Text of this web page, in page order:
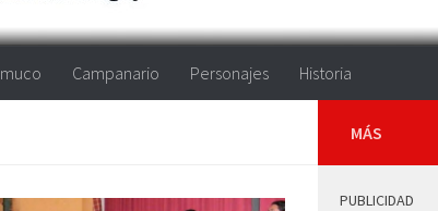
Campanario Personajes Historia
MÁS
PUBLICIDAD